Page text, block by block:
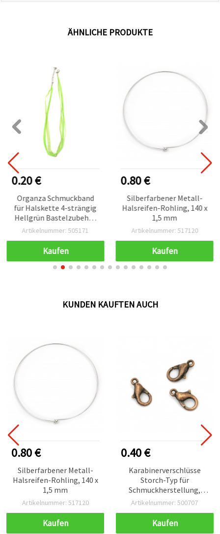
ÄHNLICHE PRODUKTE
0.20 €
Organza Schmuckband
für Halskette 4-strängig
Hellgrün Bastelzubehör
Assorted
Artikelnummer: 505171
Kaufen
0.80 €
Silberfarbener Metall-
Halsreifen-Rohling, 140 x
1,5 mm
Artikelnummer: 517120
Kaufen
KUNDEN KAUFTEN AUCH
0.80 €
Silberfarbener Metall-
Halsreifen-Rohling, 140 x
1,5 mm
Artikelnummer: 517120
Kaufen
0.40 €
Karabinerverschlüsse
Storch-Typ für
Schmuckherstellung,
5x10 mm, antik-
Artikelnummer: 500707
Kaufen